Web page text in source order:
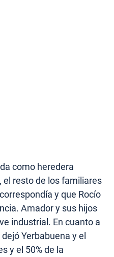
como heredera
el resto de los familiares
y que Rocío
Amador y sus hijos
industrial. En cuanto a
Yerbabuena y el
y el 50% de la